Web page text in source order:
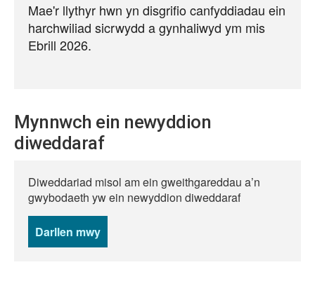
Mae'r llythyr hwn yn disgrifio canfyddiadau ein
harchwiliad sicrwydd a gynhaliwyd ym mis
Ebrill 2026.
Mynnwch ein newyddion
diweddaraf
Diweddariad misol am ein gweithgareddau a’n
gwybodaeth yw ein newyddion diweddaraf
Darllen mwy
newyddion